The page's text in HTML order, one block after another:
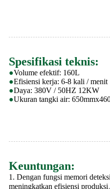
Spesifikasi teknis:
●Volume efektif: 160L
●Efisiensi kerja: 6-8 kali / menit
●Daya: 380V / 50HZ 12KW
●Ukuran tangki air:
Keuntungan:
1. Dengan fungsi memori
meningkatkan efisiensi produksi